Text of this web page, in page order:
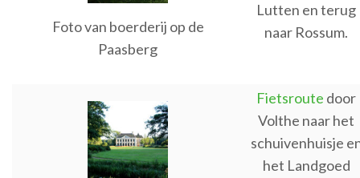
Foto van boerderij op de
Paasberg
Lutten en terug
naar Rossum.
Fietsroute door
Volthe naar het
schuivenhuisje
het Landgoed